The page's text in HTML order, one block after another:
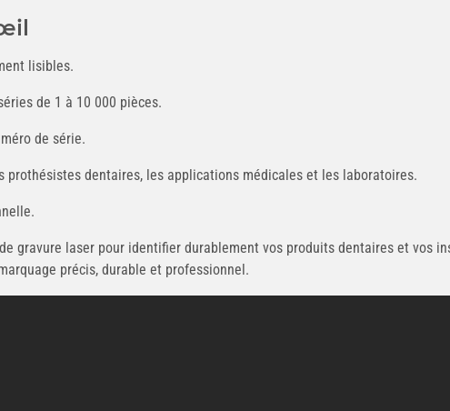
lisibles.
de 1 à 10 000 pièces.
de série.
dentaires, les applications médicales et les laboratoires.
gravure laser pour identifier durablement vos produits dentaires et vos
précis, durable et professionnel.